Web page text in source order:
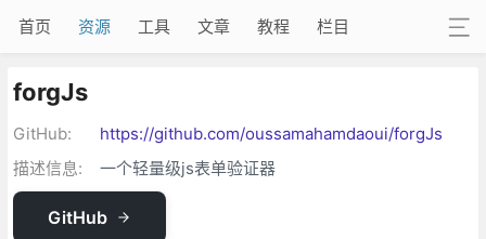
首页 资源 工具 文章 教程 栏目
forgJs
GitHub:
https://github.com/oussamahamdaoui/forgJs
描述信息:
一个轻量级js表单验证器
GitHub